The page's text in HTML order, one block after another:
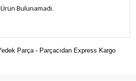
Ürün Bulunamadı.